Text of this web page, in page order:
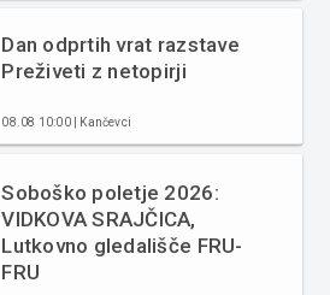
Dan odprtih vrat razstave
Preživeti z netopirji
08.08 10:00 | Kančevci
Soboško poletje 2026:
VIDKOVA SRAJČICA,
Lutkovno gledališče FRU-
FRU